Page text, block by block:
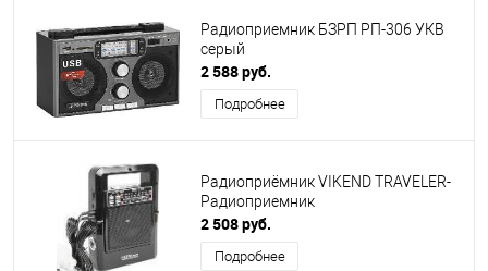
Радиоприемник БЗРП РП-306 УКВ
серый
2 588 руб.
Подробнее
Радиоприёмник VIKEND TRAVELER-
Радиоприемник
2 508 руб.
Подробнее